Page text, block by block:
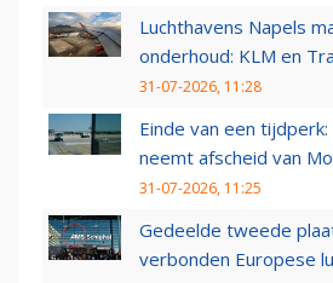
Luchthavens Napels
onderhoud: KLM en
31-07-2026, 11:28
Einde van een
neemt afscheid van
31-07-2026, 11:25
Gedeelde tweede
verbonden Europese